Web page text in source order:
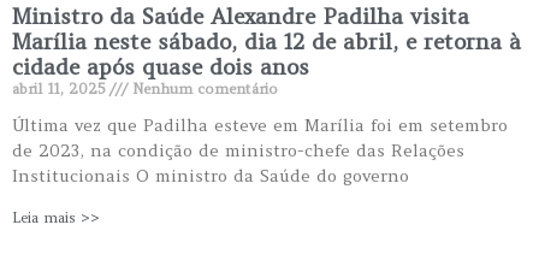
Ministro da Saúde Alexandre Padilha visita
Marília neste sábado, dia 12 de abril, e retorna à
cidade após quase dois anos
abril 11, 2025 Nenhum comentário
Última vez que Padilha esteve em Marília foi em setembro
de 2023, na condição de ministro-chefe das Relações
Institucionais O ministro da Saúde do governo
Leia mais >>